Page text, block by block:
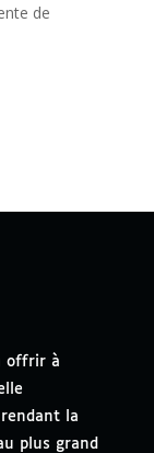
de
offrir à
la
plus grand